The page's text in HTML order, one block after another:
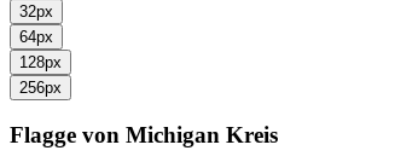
32px
64px
128px
256px
Flagge von Michigan Kreis